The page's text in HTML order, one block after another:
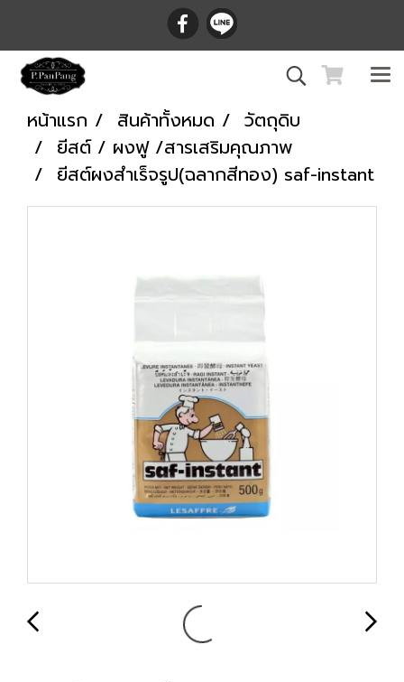
หน้าแรก สินค้าทั้งหมด
วัตถุดิบ
ยีสต์ / ผงฟู /สารเสริมคุณภาพ
ยีสต์ผงสำเร็จรูป(ฉลากสีทอง) saf-instant